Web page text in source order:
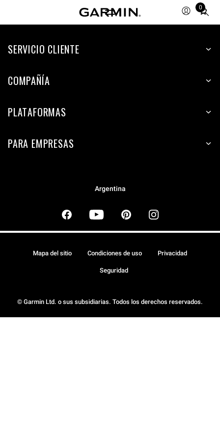
0
Total
items
cart:
SERVICIO CLIENTE
COMPAÑÍA
PLATAFORMAS
PARA EMPRESAS
Argentina
© Garmin Ltd. o sus subsidiarias. Todos los derechos reservados.
Mapa del sitio Condiciones de uso Privacidad
Seguridad